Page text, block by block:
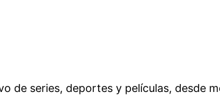
de series, deportes y películas, desde